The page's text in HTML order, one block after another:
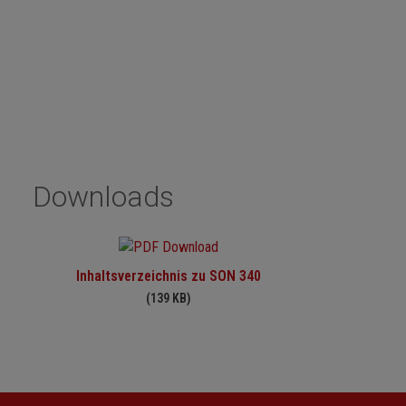
Downloads
Inhaltsverzeichnis zu SON 340
(139 KB)